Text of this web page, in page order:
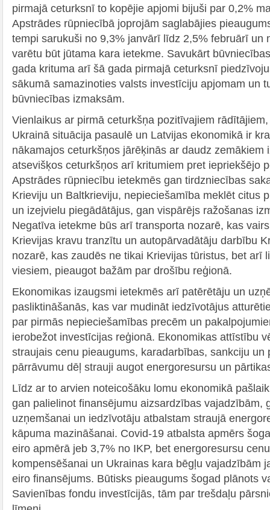
pirmajā ceturksnī to kopējie apjomi bijuši par 0,2%
Apstrādes rūpniecībā joprojām saglabājies
tempi sarukuši no 9,3% janvārī līdz 2,5% februārī un
varētu būt jūtama kara ietekme. Savukārt
gada krituma arī šā gada pirmajā ceturksnī
sākumā samazinoties valsts investīciju apjomam un
būvniecības izmaksām.
Vienlaikus ar pirmā ceturkšņa pozitīvajiem
Ukrainā situācija pasaulē un Latvijas ekonomikā ir
nākamajos ceturkšņos jārēķinās ar daudz zemākiem
atsevišķos ceturkšņos arī kritumiem pret iepriekšējo
Apstrādes rūpniecību ietekmēs gan tirdzniecības
Krieviju un Baltkrieviju, nepieciešamība meklēt citus
un izejvielu piegādātājus, gan vispārējs ražošanas
Negatīva ietekme būs arī transporta nozarē, kas
Krievijas kravu tranzītu un autopārvadātāju darbību
nozarē, kas zaudēs ne tikai Krievijas tūristus, bet arī
viesiem, pieaugot bažām par drošību reģionā.
Ekonomikas izaugsmi ietekmēs arī patērētāju un
pasliktināšanās, kas var mudināt iedzīvotājus
par pirmās nepieciešamības precēm un
ierobežot investīcijas reģionā. Ekonomikas attīstību
straujais cenu pieaugums, karadarbības, sankciju un
pārrāvumu dēļ strauji augot energoresursu un
Līdz ar to arvien noteicošāku lomu ekonomikā
gan palielinot finansējumu aizsardzības vajadzībām,
uzņemšanai un iedzīvotāju atbalstam straujā
kāpuma mazināšanai. Covid-19 atbalsta apmērs
eiro apmērā jeb 3,7% no IKP, bet energoresursu
kompensēšanai un Ukrainas kara bēgļu vajadzībām
eiro finansējums. Būtisks pieaugums šogad plānots
Savienības fondu investīcijās, tām par trešdaļu